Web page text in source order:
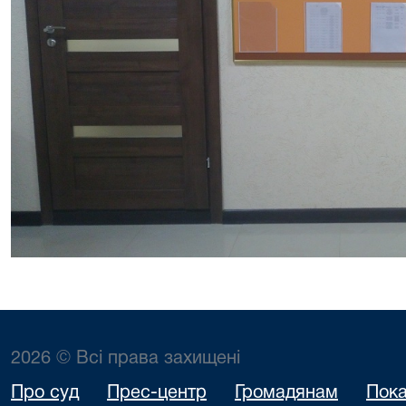
2026 © Всі права захищені
Про суд Прес-центр Громадянам